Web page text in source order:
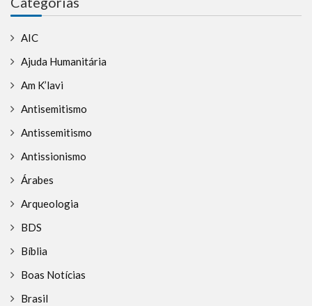
AIC
Ajuda Humanitária
Am K’lavi
Antisemitismo
Antissemitismo
Antissionismo
Árabes
Arqueologia
BDS
Bíblia
Boas Notícias
Brasil